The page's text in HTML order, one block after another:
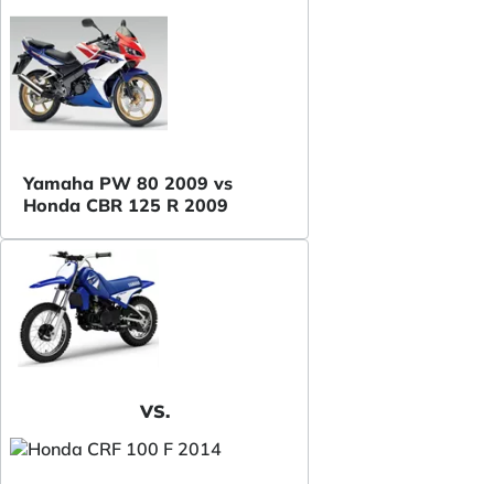
Yamaha PW 80 2009 vs
Honda CBR 125 R 2009
VS.